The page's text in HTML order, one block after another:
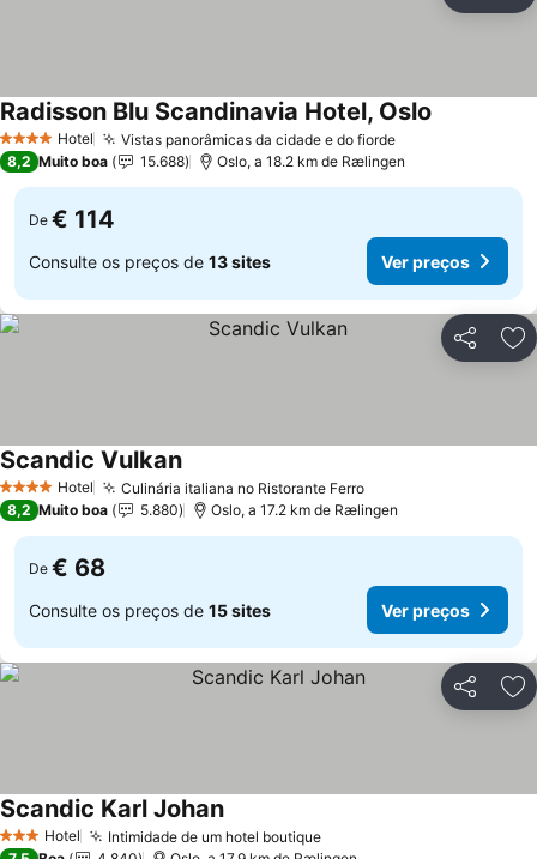
4 EstrelasHotel Vistas panorâmicas da cidade e do fiorde
Radisson Blu Scandinavia Hotel, Oslo
8,2 Muito boa 15.688 Oslo, a 18.2 km de Rælingen
De € 114
Consulte os preços de 13 sites Ver preços
Partilhar
4 EstrelasHotel Culinária italiana no Ristorante Ferro
Scandic Vulkan
8,2 Muito boa 5.880 Oslo, a 17.2 km de Rælingen
De € 68
Consulte os preços de 15 sites Ver preços
Partilhar
3 EstrelasHotel Intimidade de um hotel boutique
Scandic Karl Johan